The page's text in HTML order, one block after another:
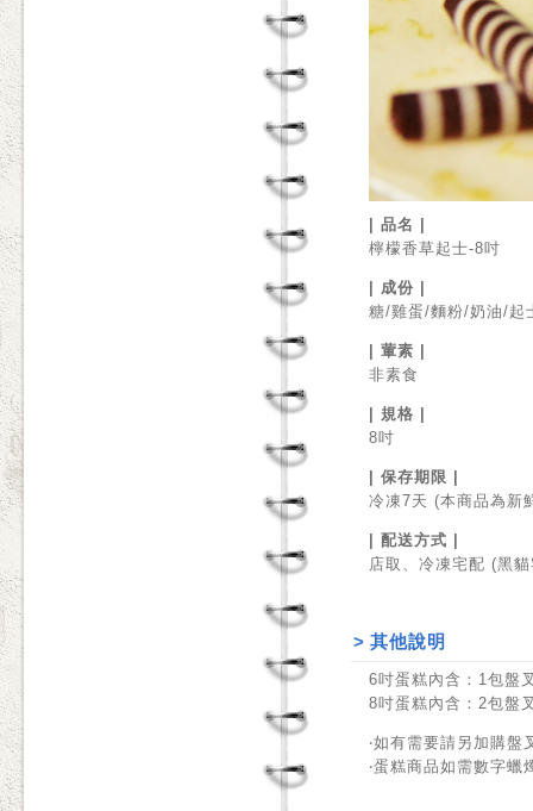
| 品名 |
檸檬香草起士-8吋
| 成份 |
糖/雞蛋/麵粉/奶油/起
| 葷素 |
非素食
| 規格 |
8吋
| 保存期限 |
冷凍7天 (本商品為新
| 配送方式 |
店取、冷凍宅配 (黑
> 其他說明
6吋蛋糕內含：1包盤
8吋蛋糕內含：2包盤
‧如有需要請另加購盤
‧蛋糕商品如需數字